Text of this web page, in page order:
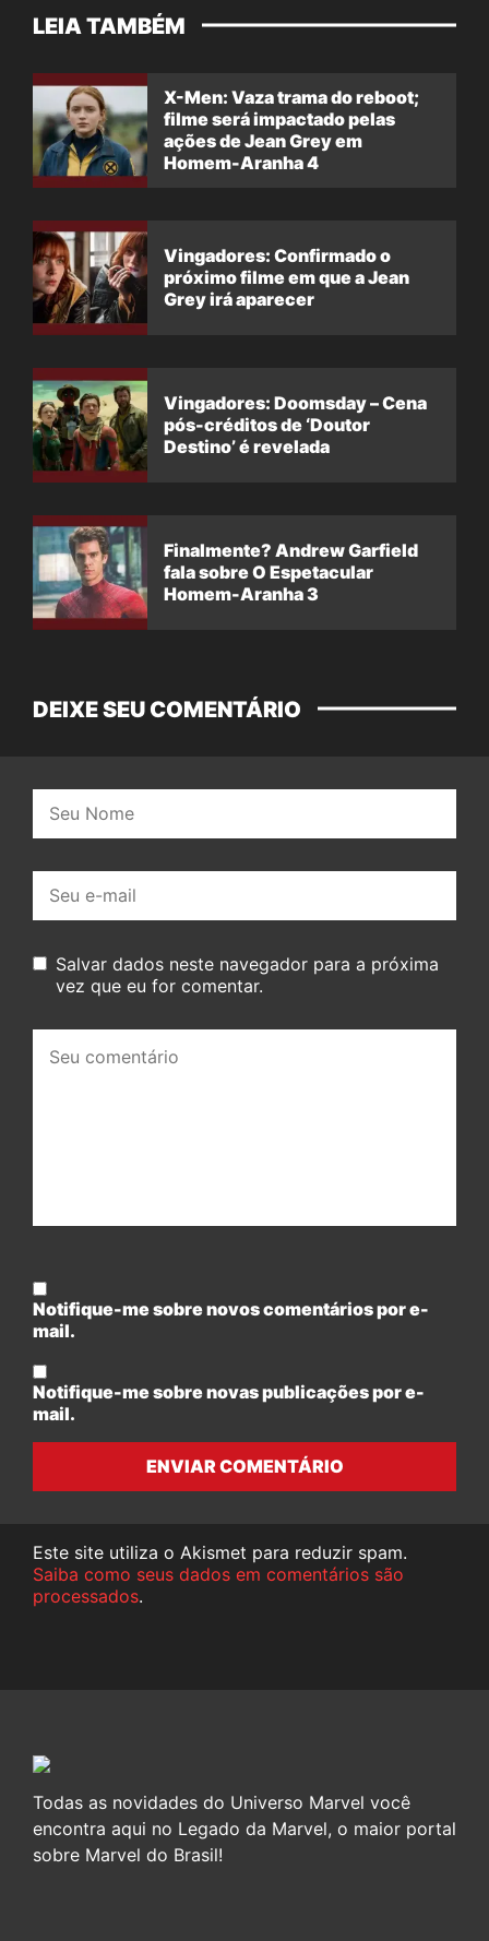
LEIA TAMBÉM
X-Men: Vaza trama do reboot;
filme será impactado pelas
ações de Jean Grey em
Homem-Aranha 4
Vingadores: Confirmado o
próximo filme em que a Jean
Grey irá aparecer
Vingadores: Doomsday – Cena
pós-créditos de ‘Doutor
Destino’ é revelada
Finalmente? Andrew Garfield
fala sobre O Espetacular
Homem-Aranha 3
DEIXE SEU COMENTÁRIO
mail:
Salvar dados neste navegador para a próxima
vez que eu for comentar.
comentário:
Notifique-me sobre novos comentários por e-
mail.
Notifique-me sobre novas publicações por e-
mail.
ENVIAR COMENTÁRIO
Este site utiliza o Akismet para reduzir spam.
Saiba como seus dados em comentários são
processados.
Todas as novidades do Universo Marvel você
encontra aqui no Legado da Marvel, o maior portal
sobre Marvel do Brasil!